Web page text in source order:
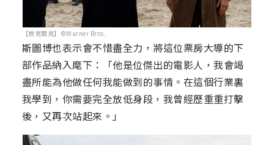
【敦克爾克】©Warner Bros.
斯圖博也表示會不惜盡全力，將這位票房大導的下
部作品納入麾下：「他是位傑出的電影人，我會竭
盡所能為他做任何我能做到的事情。在這個行業裏
我學到，你需要完全放低身段，我曾經歷重重打擊
後，又再次站起來。」